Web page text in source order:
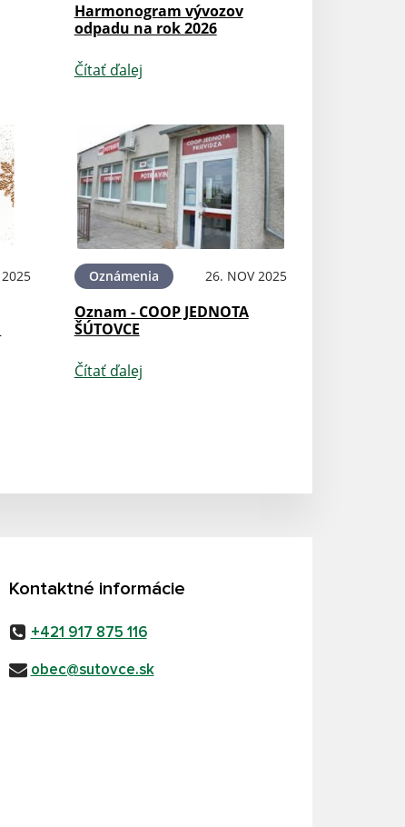
Harmonogram vývozov
odpadu na rok 2026
Čítať ďalej
Oznámenia 26. NOV 2025
Oznam - COOP JEDNOTA
ŠÚTOVCE
Čítať ďalej
Kontaktné informácie
+421 917 875 116
obec@sutovce.sk